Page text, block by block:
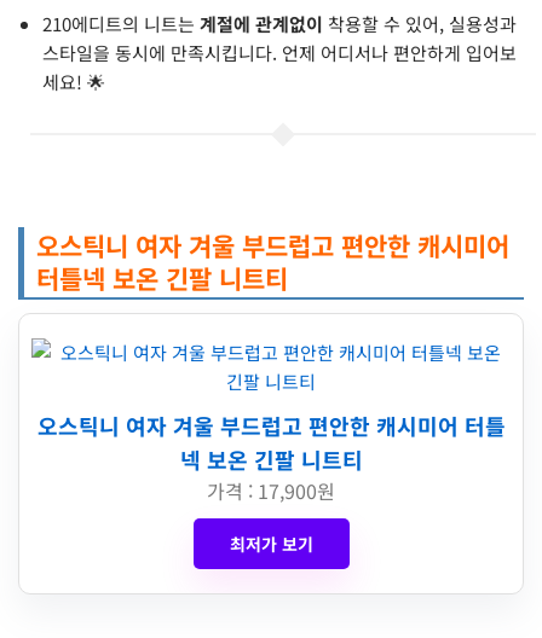
210에디트의 니트는 계절에 관계없이 착용할 수 있어, 실용성과
스타일을 동시에 만족시킵니다. 언제 어디서나 편안하게 입어보
세요! 🌟
오스틱니 여자 겨울 부드럽고 편안한 캐시미어
터틀넥 보온 긴팔 니트티
오스틱니 여자 겨울 부드럽고 편안한 캐시미어 터틀
넥 보온 긴팔 니트티
가격 : 17,900원
최저가 보기